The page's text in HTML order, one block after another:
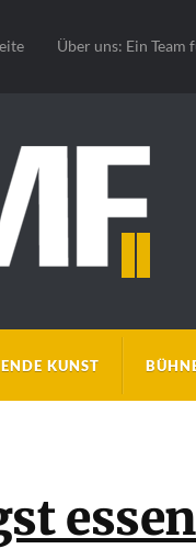
Über uns: Ein
KUNST